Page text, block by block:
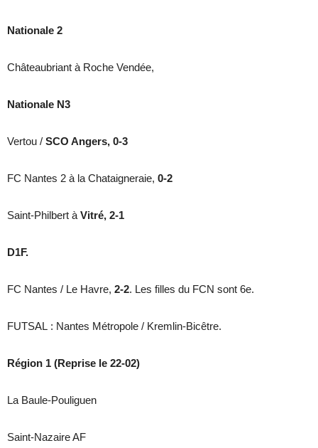
Nationale 2
Châteaubriant à Roche Vendée,
Nationale N3
Vertou / SCO Angers, 0-3
FC Nantes 2 à la Chataigneraie, 0-2
Saint-Philbert à Vitré, 2-1
D1F.
FC Nantes / Le Havre, 2-2. Les filles du FCN sont 6e.
FUTSAL : Nantes Métropole / Kremlin-Bicêtre.
Région 1 (Reprise le 22-02)
La Baule-Pouliguen
Saint-Nazaire AF